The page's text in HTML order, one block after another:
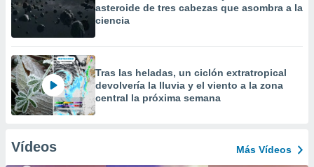
asteroide de tres cabezas que asombra a la
ciencia
Tras las heladas, un ciclón extratropical
devolvería la lluvia y el viento a la zona
central la próxima semana
Vídeos Más Vídeos